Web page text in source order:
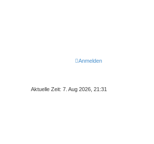
Anmelden
Aktuelle Zeit: 7. Aug 2026, 21:31